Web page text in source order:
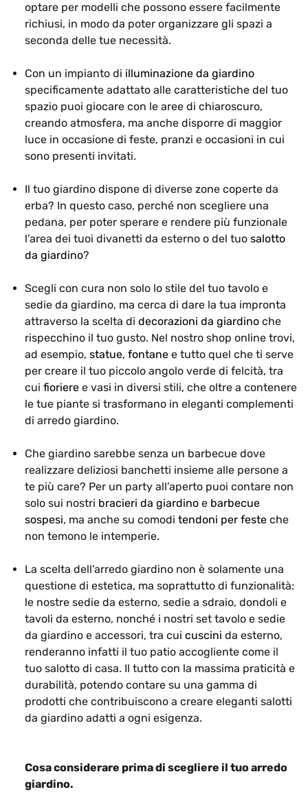
optare per modelli che possono essere facilmente
richiusi, in modo da poter organizzare gli spazi a
seconda delle tue necessità.
Con un impianto di illuminazione da giardino
specificamente adattato alle caratteristiche del tuo
spazio puoi giocare con le aree di chiaroscuro,
creando atmosfera, ma anche disporre di maggior
luce in occasione di feste, pranzi e occasioni in cui
sono presenti invitati.
Il tuo giardino dispone di diverse zone coperte da
erba? In questo caso, perché non scegliere una
pedana, per poter sperare e rendere più funzionale
l’area dei tuoi divanetti da esterno o del tuo salotto
da giardino?
Scegli con cura non solo lo stile del tuo tavolo e
sedie da giardino, ma cerca di dare la tua impronta
attraverso la scelta di decorazioni da giardino che
rispecchino il tuo gusto. Nel nostro shop online trovi,
ad esempio, statue, fontane e tutto quel che ti serve
per creare il tuo piccolo angolo verde di felcità, tra
cui fioriere e vasi in diversi stili, che oltre a contenere
le tue piante si trasformano in eleganti complementi
di arredo giardino.
Che giardino sarebbe senza un barbecue dove
realizzare deliziosi banchetti insieme alle persone a
te più care? Per un party all’aperto puoi contare non
solo sui nostri bracieri da giardino e barbecue
sospesi, ma anche su comodi tendoni per feste che
non temono le intemperie.
La scelta dell’arredo giardino non è solamente una
questione di estetica, ma soprattutto di funzionalità:
le nostre sedie da esterno, sedie a sdraio, dondoli e
tavoli da esterno, nonché i nostri set tavolo e sedie
da giardino e accessori, tra cui cuscini da esterno,
renderanno infatti il tuo patio accogliente come il
tuo salotto di casa. Il tutto con la massima praticità e
durabilità, potendo contare su una gamma di
prodotti che contribuiscono a creare eleganti salotti
da giardino adatti a ogni esigenza.
Cosa considerare prima di scegliere il tuo arredo
giardino.